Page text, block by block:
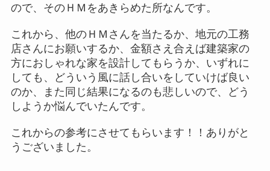
ので、そのＨＭをあきらめた所なんです。
これから、他のＨＭさんを当たるか、地元の工務
店さんにお願いするか、金額さえ合えば建築家の
方におしゃれな家を設計してもらうか、いずれに
しても、どういう風に話し合いをしていけば良い
のか、また同じ結果になるのも悲しいので、どう
しようか悩んでいたんです。
これからの参考にさせてもらいます！！ありがと
うございました。